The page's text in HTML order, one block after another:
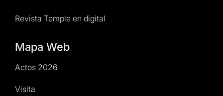
Revista Temple en digital
Mapa Web
Actos 2026
Visita